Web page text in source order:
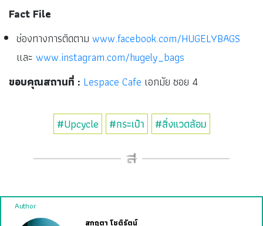
Fact File
ช่องทางการติดตาม www.facebook.com/HUGELYBAGS
และ www.instagram.com/hugely_bags
ขอบคุณสถานที่ : Lespace Cafe เอกมัย ซอย 4
#Upcycle #กระเป๋า #สิ่งแวดล้อม
Author
สุกฤตา โชติรัตน์